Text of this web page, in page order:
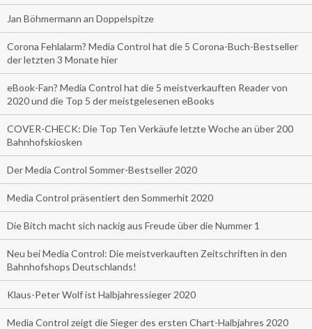
Jan Böhmermann an Doppelspitze
Corona Fehlalarm? Media Control hat die 5 Corona-Buch-Bestseller
der letzten 3 Monate hier
eBook-Fan? Media Control hat die 5 meistverkauften Reader von
2020 und die Top 5 der meistgelesenen eBooks
COVER-CHECK: Die Top Ten Verkäufe letzte Woche an über 200
Bahnhofskiosken
Der Media Control Sommer-Bestseller 2020
Media Control präsentiert den Sommerhit 2020
Die Bitch macht sich nackig aus Freude über die Nummer 1
Neu bei Media Control: Die meistverkauften Zeitschriften in den
Bahnhofshops Deutschlands!
Klaus-Peter Wolf ist Halbjahressieger 2020
Media Control zeigt die Sieger des ersten Chart-Halbjahres 2020